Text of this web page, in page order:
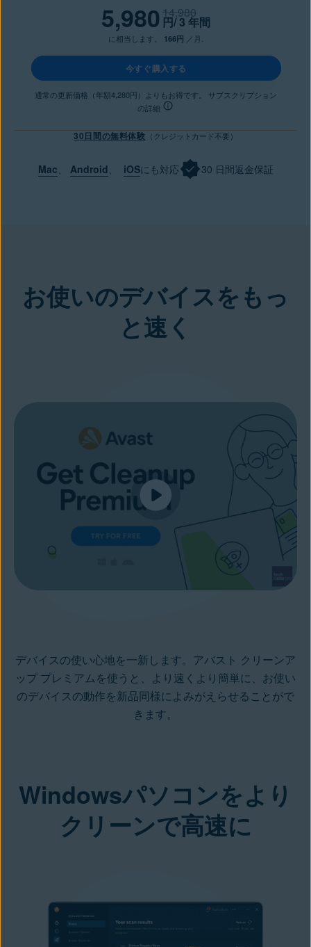
5,98014,980
円/ 3 年間
に相当します。 166円 ／月.
今すぐ購入する
通常の更新価格（年額4,280円）よりもお得です。 サブスクリプション
の詳細
30日間の無料体験 （クレジットカード不要）
Mac、 Android、 iOSにも対応 30 日間返金保証
お使いのデバイスをもっ
と速く
デバイスの使い心地を一新します。アバスト クリーンア
ップ プレミアムを使うと、より速くより簡単に、お使い
のデバイスの動作を新品同様によみがえらせることがで
きます。
Windowsパソコンをより
クリーンで高速に